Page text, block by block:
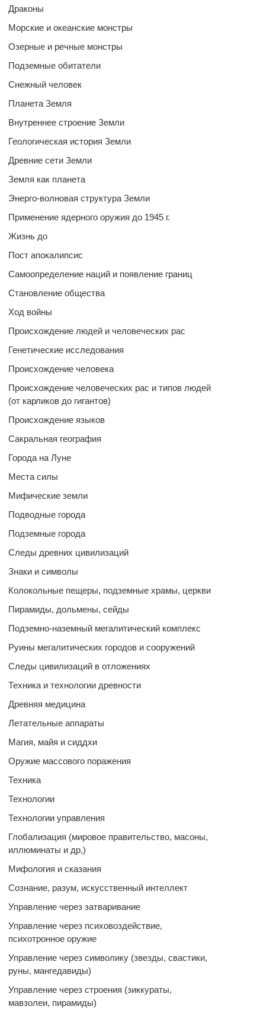
Драконы
Морские и океанские монстры
Озерные и речные монстры
Подземные обитатели
Снежный человек
Планета Земля
Внутреннее строение Земли
Геологическая история Земли
Древние сети Земли
Земля как планета
Энерго-волновая структура Земли
Применение ядерного оружия до 1945 г.
Жизнь до
Пост апокалипсис
Самоопределение наций и появление границ
Становление общества
Ход войны
Происхождение людей и человеческих рас
Генетические исследования
Происхождение человека
Происхождение человеческих рас и типов людей
(от карликов до гигантов)
Происхождение языков
Сакральная география
Города на Луне
Места силы
Мифические земли
Подводные города
Подземные города
Следы древних цивилизаций
Знаки и символы
Колокольные пещеры, подземные храмы, церкви
Пирамиды, дольмены, сейды
Подземно-наземный мегалитический комплекс
Руины мегалитических городов и сооружений
Следы цивилизаций в отложениях
Техника и технологии древности
Древняя медицина
Летательные аппараты
Магия, майя и сиддхи
Оружие массового поражения
Техника
Технологии
Технологии управления
Глобализация (мировое правительство, масоны,
иллюминаты и др,)
Мифология и сказания
Сознание, разум, искусственный интеллект
Управление через затваривание
Управление через психовоздействие,
психотронное оружие
Управление через символику (звезды, свастики,
руны, мангедавиды)
Управление через строения (зиккураты,
мавзолеи, пирамиды)